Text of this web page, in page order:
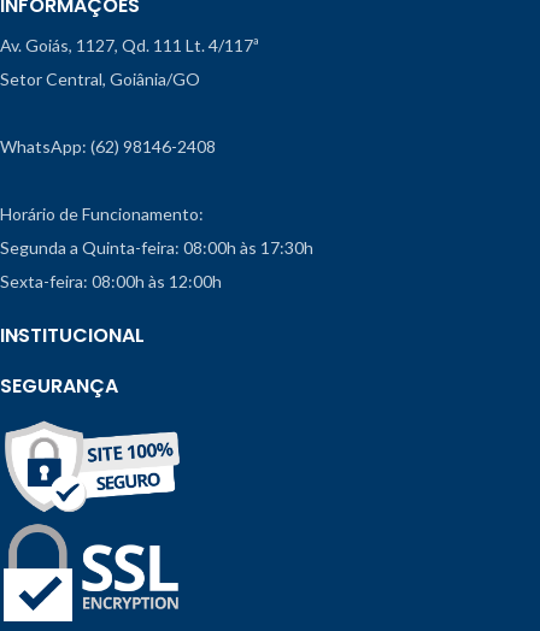
INFORMAÇÕES
Av. Goiás, 1127, Qd. 111 Lt. 4/117ª
Setor Central, Goiânia/GO
WhatsApp: (62) 98146-2408
Horário de Funcionamento:
Segunda a Quinta-feira: 08:00h às 17:30h
Sexta-feira: 08:00h às 12:00h
INSTITUCIONAL
SEGURANÇA